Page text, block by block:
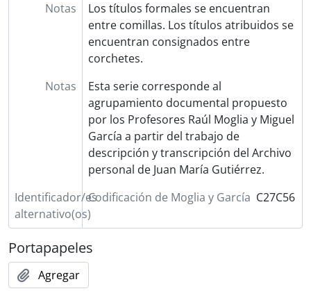
Notas
Los títulos formales se encuentran
entre comillas. Los títulos atribuidos se
encuentran consignados entre
corchetes.
Notas
Esta serie corresponde al
agrupamiento documental propuesto
por los Profesores Raúl Moglia y Miguel
García a partir del trabajo de
descripción y transcripción del Archivo
personal de Juan María Gutiérrez.
Identificador/es
alternativo(os)
Codificación de Moglia y García C27C56
Portapapeles
Agregar